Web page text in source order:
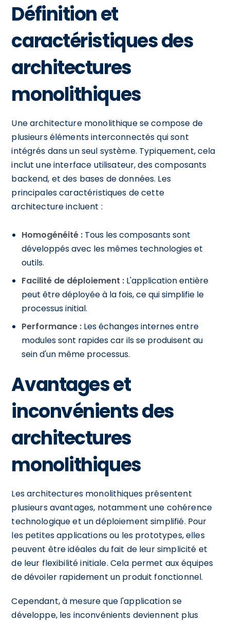
Définition et
caractéristiques des
architectures
monolithiques
Une architecture monolithique se compose de
plusieurs éléments interconnectés qui sont
intégrés dans un seul système. Typiquement, cela
inclut une interface utilisateur, des composants
backend, et des bases de données. Les
principales caractéristiques de cette
architecture incluent :
Homogénéité : Tous les composants sont
développés avec les mêmes technologies et
outils.
Facilité de déploiement : L'application entière
peut être déployée à la fois, ce qui simplifie le
processus initial.
Performance : Les échanges internes entre
modules sont rapides car ils se produisent au
sein d'un même processus.
Avantages et
inconvénients des
architectures
monolithiques
Les architectures monolithiques présentent
plusieurs avantages, notamment une cohérence
technologique et un déploiement simplifié. Pour
les petites applications ou les prototypes, elles
peuvent être idéales du fait de leur simplicité et
de leur flexibilité initiale. Cela permet aux équipes
de dévoiler rapidement un produit fonctionnel.
Cependant, à mesure que l'application se
développe, les inconvénients deviennent plus